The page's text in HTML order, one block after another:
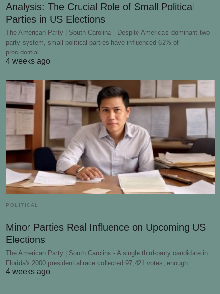
Analysis: The Crucial Role of Small Political
Parties in US Elections
The American Party | South Carolina - Despite America's dominant two-
party system, small political parties have influenced 62% of
presidential…
4 weeks ago
POLITICAL
Minor Parties Real Influence on Upcoming US
Elections
The American Party | South Carolina - A single third-party candidate in
Florida's 2000 presidential race collected 97,421 votes, enough…
4 weeks ago